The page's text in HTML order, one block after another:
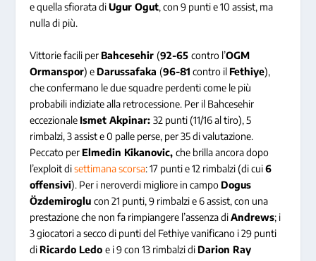
e quella sfiorata diUgur Ogut, con 9 punti e 10 assist, ma
nulla di più.
Vittorie facili per Bahcesehir(92-65contro l’OGM
Ormanspor) e Darussafaka(96-81 contro il Fethiye),
che confermano le due squadre perdenti come le più
probabili indiziate alla retrocessione. Per il Bahcesehir
eccezionale Ismet Akpinar:32 punti (11/16 al tiro), 5
rimbalzi, 3 assist e 0 palle perse, per 35 di valutazione.
Peccato per Elmedin Kikanovic,che brilla ancora dopo
l’exploit disettimana scorsa: 17 punti e 12 rimbalzi (di cui6
offensivi). Per i neroverdi migliore in campo Dogus
Özdemiroglucon 21 punti, 9 rimbalzi e 6 assist, con una
prestazione che non fa rimpiangere l’assenza diAndrews; i
3 giocatori a secco di punti del Fethiye vanificano i 29 punti
di Ricardo Ledoe i 9 con 13 rimbalzi di Darion Ray